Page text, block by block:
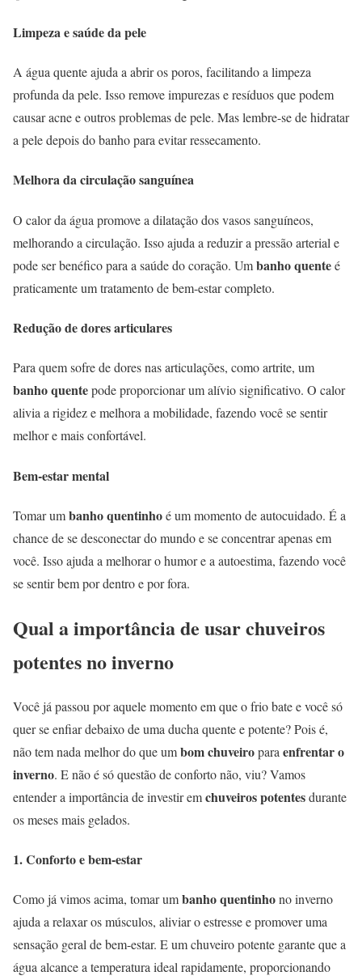
Limpeza e saúde da pele
A água quente ajuda a abrir os poros, facilitando a limpeza
profunda da pele. Isso remove impurezas e resíduos que podem
causar acne e outros problemas de pele. Mas lembre-se de hidratar
a pele depois do banho para evitar ressecamento.
Melhora da circulação sanguínea
O calor da água promove a dilatação dos vasos sanguíneos,
melhorando a circulação. Isso ajuda a reduzir a pressão arterial e
pode ser benéfico para a saúde do coração. Umbanho quenteé
praticamente um tratamento de bem-estar completo.
Redução de dores articulares
Para quem sofre de dores nas articulações, como artrite, um
banho quentepode proporcionar um alívio significativo. O calor
alivia a rigidez e melhora a mobilidade, fazendo você se sentir
melhor e mais confortável.
Bem-estar mental
Tomar umbanho quentinhoé um momento de autocuidado. É a
chance de se desconectar do mundo e se concentrar apenas em
você. Isso ajuda a melhorar o humor e a autoestima, fazendo você
se sentir bem por dentro e por fora.
Qual a importância de usar chuveiros
potentes no inverno
Você já passou por aquele momento em que o frio bate e você só
quer se enfiar debaixo de uma ducha quente e potente? Pois é,
não tem nada melhor do que umbom chuveiropara enfrentar o
inverno. E não é só questão de conforto não, viu? Vamos
entender a importância de investir emchuveiros potentesdurante
os meses mais gelados.
1. Conforto e bem-estar
Como já vimos acima, tomar umbanho quentinhono inverno
ajuda a relaxar os músculos, aliviar o estresse e promover uma
sensação geral de bem-estar. E um chuveiro potente garante que a
água alcance a temperatura ideal rapidamente, proporcionando